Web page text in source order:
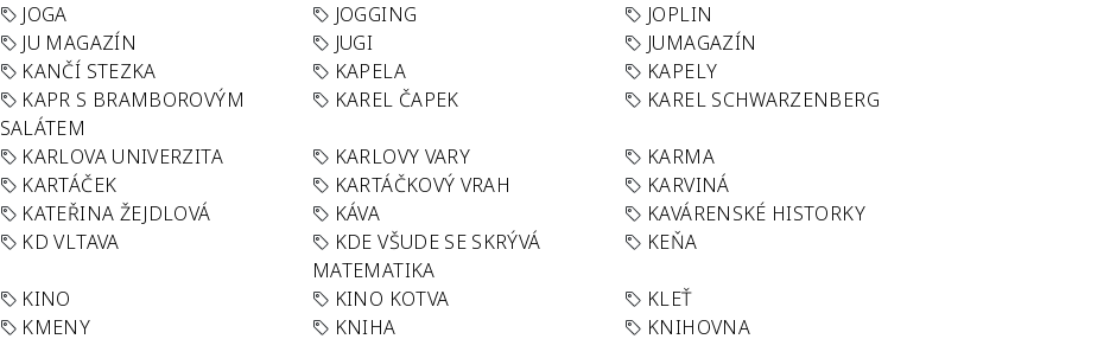
JOGA JOGGING
JOPLIN
JU MAGAZÍN JUGI
JUMAGAZÍN
KANČÍ STEZKA KAPELA
KAPELY
KAPR S BRAMBOROVÝM
SALÁTEM
KAREL ČAPEK KAREL SCHWARZENBERG
KARLOVA UNIVERZITA KARLOVY VARY
KARMA
KARTÁČEK KARTÁČKOVÝ VRAH
KARVINÁ
KATEŘINA ŽEJDLOVÁ KÁVA
KAVÁRENSKÉ HISTORKY
KD VLTAVA
KDE VŠUDE SE SKRÝVÁ
MATEMATIKA
KEŇA
KINO KINO KOTVA
KLEŤ
KMENY KNIHA KNIHOVNA